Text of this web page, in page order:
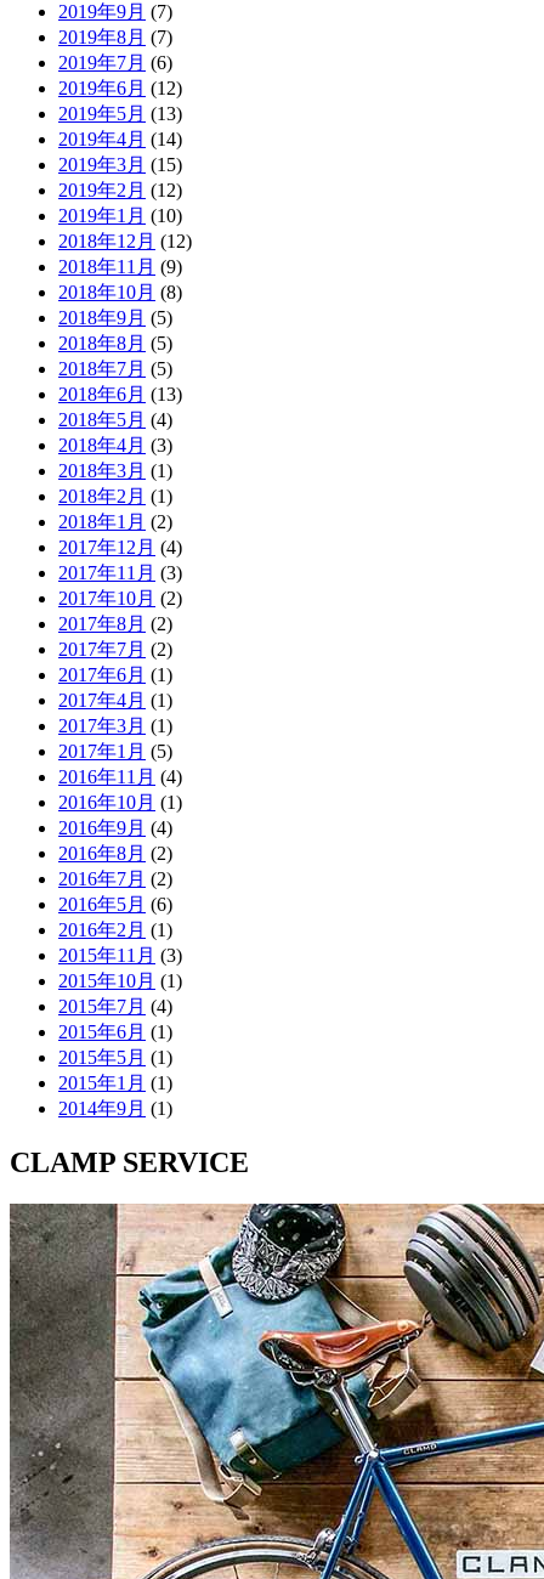
2019年9月 (7)
2019年8月 (7)
2019年7月 (6)
2019年6月 (12)
2019年5月 (13)
2019年4月 (14)
2019年3月 (15)
2019年2月 (12)
2019年1月 (10)
2018年12月 (12)
2018年11月 (9)
2018年10月 (8)
2018年9月 (5)
2018年8月 (5)
2018年7月 (5)
2018年6月 (13)
2018年5月 (4)
2018年4月 (3)
2018年3月 (1)
2018年2月 (1)
2018年1月 (2)
2017年12月 (4)
2017年11月 (3)
2017年10月 (2)
2017年8月 (2)
2017年7月 (2)
2017年6月 (1)
2017年4月 (1)
2017年3月 (1)
2017年1月 (5)
2016年11月 (4)
2016年10月 (1)
2016年9月 (4)
2016年8月 (2)
2016年7月 (2)
2016年5月 (6)
2016年2月 (1)
2015年11月 (3)
2015年10月 (1)
2015年7月 (4)
2015年6月 (1)
2015年5月 (1)
2015年1月 (1)
2014年9月 (1)
CLAMP SERVICE